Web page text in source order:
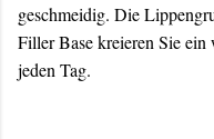
geschmeidig. Die
Filler Base kreieren Sie
jeden Tag.